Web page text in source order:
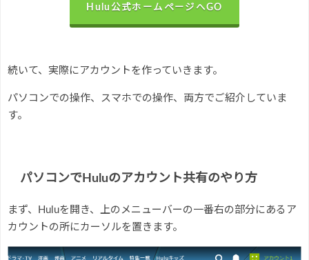
Hulu公式ホームページへGO
続いて、実際にアカウントを作っていきます。
パソコンでの操作、スマホでの操作、両方でご紹介していま
す。
パソコンでHuluのアカウント共有のやり方
まず、Huluを開き、上のメニューバーの一番右の部分にあるア
カウントの所にカーソルを置きます。